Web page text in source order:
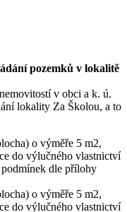
pozemků v lokalitě
v obci a k. ú.
lokality Za Školou, a to
o výměře 5 m2,
do výlučného vlastnictví
dle přílohy
o výměře 5 m2,
do výlučného vlastnictví